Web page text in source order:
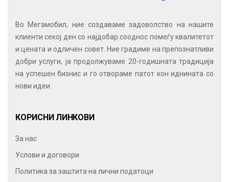
Во Мегамобил, ние создаваме задоволство на нашите
клиенти секој ден со најдобар сооднос помеѓу квалитетот
и цената и одличен совет. Ние градиме на препознатливи
добри услуги, ја продолжуваме 20-годишната традиција
на успешен бизнис и го отвораме патот кон иднината со
нови идеи.
КОРИСНИ ЛИНКОВИ
За нас
Услови и договори
Политика за заштита на лични податоци